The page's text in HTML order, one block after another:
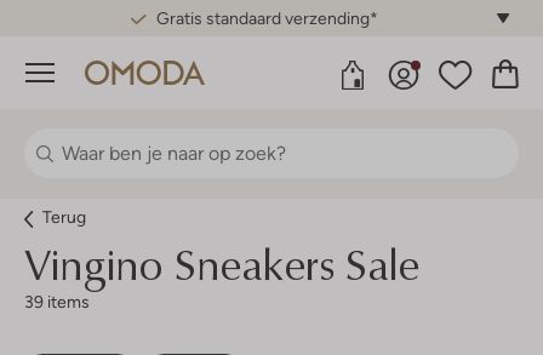
Gratis standaard verzending*
Menu
Terug
Vingino Sneakers Sale
39 items